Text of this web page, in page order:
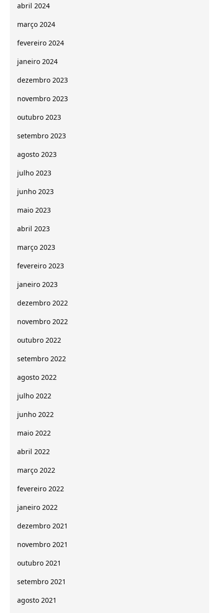
abril 2024
março 2024
fevereiro 2024
janeiro 2024
dezembro 2023
novembro 2023
outubro 2023
setembro 2023
agosto 2023
julho 2023
junho 2023
maio 2023
abril 2023
março 2023
fevereiro 2023
janeiro 2023
dezembro 2022
novembro 2022
outubro 2022
setembro 2022
agosto 2022
julho 2022
junho 2022
maio 2022
abril 2022
março 2022
fevereiro 2022
janeiro 2022
dezembro 2021
novembro 2021
outubro 2021
setembro 2021
agosto 2021